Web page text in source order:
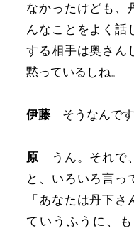
なかったけども、
んなことをよく話
する相手は奥さん
黙っているしね。
伊藤 そうなんです
原 うん。それで
と、いろいろ言っ
「あなたは丹下
ていうふうに、